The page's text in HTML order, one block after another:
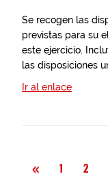
Se recogen las
previstas para su
este ejercicio.
las disposiciones
Ir al enlace
« Anterior
1 2